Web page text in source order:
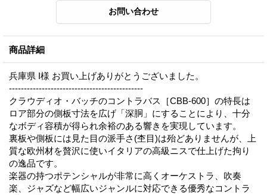
商品詳細
兵庫県 I様 お買い上げありがとうございました。
---------------------------------------------
クラウディオ・バッチのコントラバス［CBB-600］の特長は
ロア部分の側板寸法を広げ「深胴」にすることにより、十分
なボディ容積が得られ余裕のある響きを実現しています。
裏板や側板には見た目の派手さ(杢目)は殆どありませんが、上
質な欧州材を贅沢に使いイタリアの高級ニスで仕上げた拘り
の逸品です。
楽器の持つポテンシャルが非常に高くオーケストラ、吹奏
楽、ジャズなど幅広いジャンルに対応できる優秀なコントラ